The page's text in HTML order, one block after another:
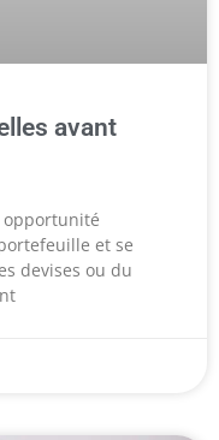
avant
opportunité
et se
devises ou du